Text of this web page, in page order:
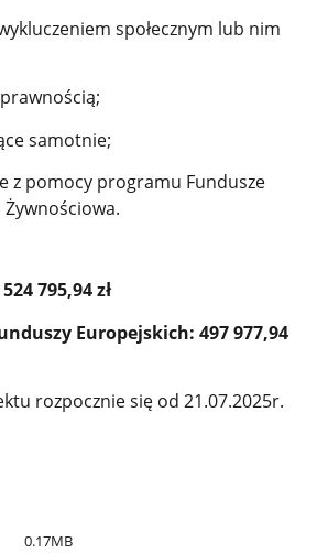
społecznym lub nim
samotnie;
z pomocy programu Fundusze
795,94 zł
Europejskich: 497 977,94
rozpocznie się od 21.07.2025r.
0.17MB